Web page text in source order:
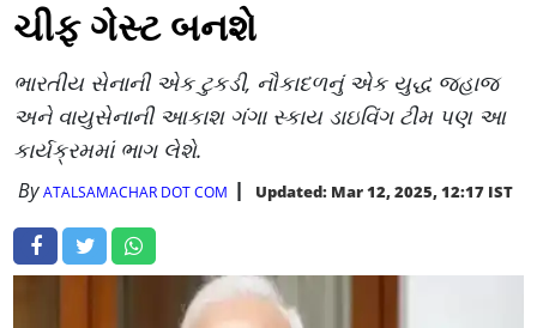
ચીફ ગેસ્ટ બનશે
ભારતીય સેનાની એક ટુકડી, નૌકાદળનું એક યુદ્ધ જહાજ
અને વાયુસેનાની આકાશ ગંગા સ્કાય ડાઇવિંગ ટીમ પણ આ
કાર્યક્રમમાં ભાગ લેશે.
ByATALSAMACHAR DOT COM Updated: Mar 12, 2025, 12:17 IST